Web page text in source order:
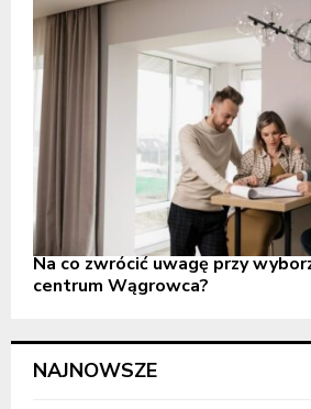
Na co zwrócić uwagę przy
centrum Wągrowca?
NAJNOWSZE